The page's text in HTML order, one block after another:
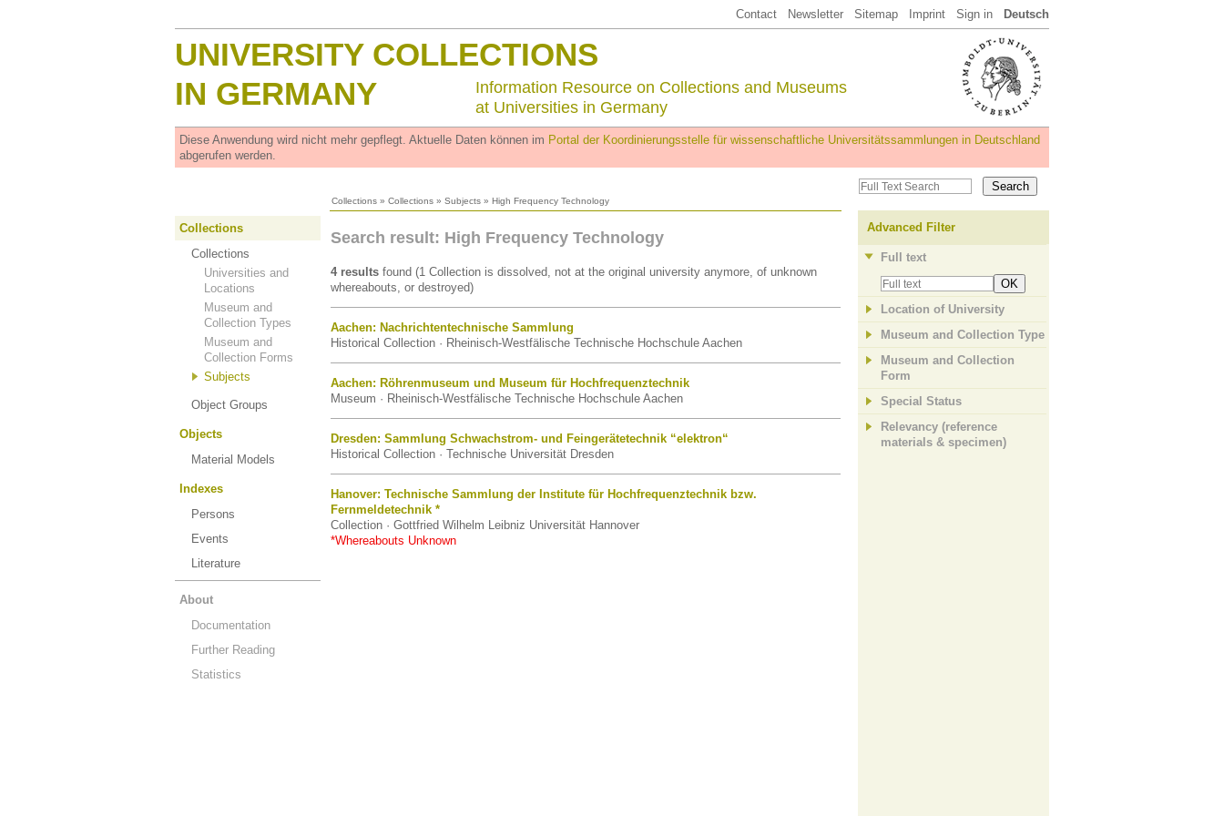
Contact Newsletter Sitemap Imprint Sign in Deutsch
UNIVERSITY COLLECTIONS
IN GERMANY
Information Resource on Collections and Museums
at Universities in Germany
Diese Anwendung wird nicht mehr gepflegt. Aktuelle Daten können im Portal der Koordinierungsstelle für wissenschaftliche Universitätssammlungen in Deutschland
abgerufen werden.
Collections » Collections » Subjects » High Frequency Technology
Collections
Collections
Universities and
Locations
Museum and
Collection Types
Museum and
Collection Forms
Subjects
Object Groups
Objects
Material Models
Indexes
Persons
Events
Literature
About
Documentation
Further Reading
Statistics
Search result: High Frequency Technology
4 results found (1 Collection is dissolved, not at the original university anymore, of unknown
whereabouts, or destroyed)
Aachen: Nachrichtentechnische Sammlung
Historical Collection · Rheinisch-Westfälische Technische Hochschule Aachen
Aachen: Röhrenmuseum und Museum für Hochfrequenztechnik
Museum · Rheinisch-Westfälische Technische Hochschule Aachen
Dresden: Sammlung Schwachstrom- und Feingerätetechnik “elektron“
Historical Collection · Technische Universität Dresden
Hanover: Technische Sammlung der Institute für Hochfrequenztechnik bzw.
Fernmeldetechnik *
Collection · Gottfried Wilhelm Leibniz Universität Hannover
*Whereabouts Unknown
Advanced Filter
Full text
OK
Location of University
Museum and Collection Type
Museum and Collection
Form
Special Status
Relevancy (reference
materials & specimen)